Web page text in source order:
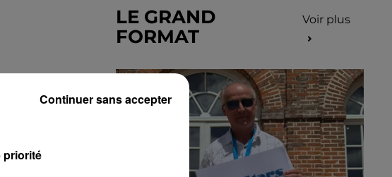
LE GRAND
FORMAT
Voir plus
priorité
Continuer sans accepter